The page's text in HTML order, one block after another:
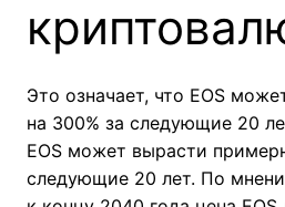
Это означает, что EOS
на 300% за следующие 20
EOS может вырасти
следующие 20 лет. По